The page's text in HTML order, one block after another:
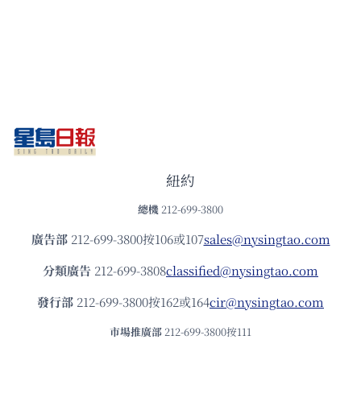
紐約
總機 212-699-3800
廣告部212-699-3800按106或107sales@nysingtao.com
分類廣告 212-699-3808classified@nysingtao.com
發⾏部 212-699-3800按162或164cir@nysingtao.com
市場推廣部 212-699-3800按111